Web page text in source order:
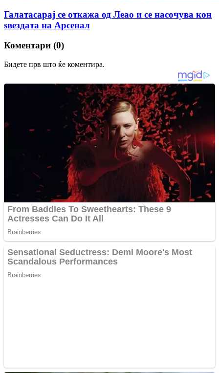
Галатасарај се откажа од Леао и се насочува кон
ѕвездата на Арсенал
Коментари (0)
Бидете прв што ќе коментира.